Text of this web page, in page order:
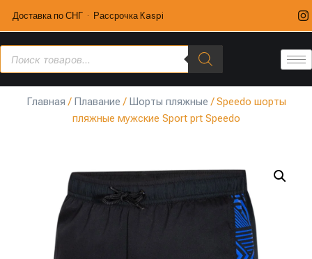
Доставка по СНГ · Рассрочка Kaspi
Главная / Плавание / Шорты пляжные / Speedo шорты
пляжные мужские Sport prt Speedo